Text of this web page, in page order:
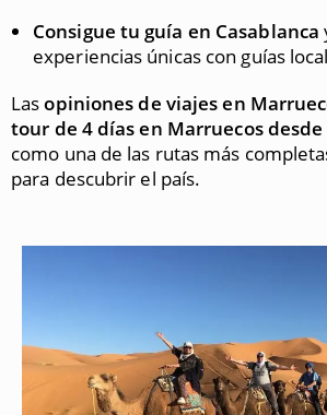
Consigue tu guía en Casablanca
experiencias únicas con guías
Lasopiniones de viajes en
tour de 4 días en Marruecos desde
como una de las rutas más
para descubrir el país.